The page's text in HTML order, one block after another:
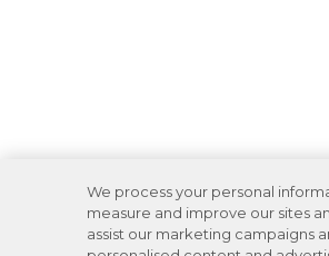
We process your personal
measure and improve our sites
assist our marketing campaigns